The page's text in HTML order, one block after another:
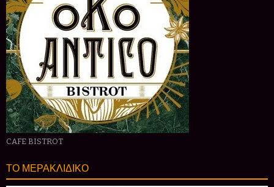
CAFE BISTROT
ΤΟ ΜΕΡΑΚΛΙΔΙΚΟ